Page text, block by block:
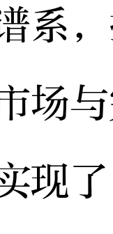
系
场
现